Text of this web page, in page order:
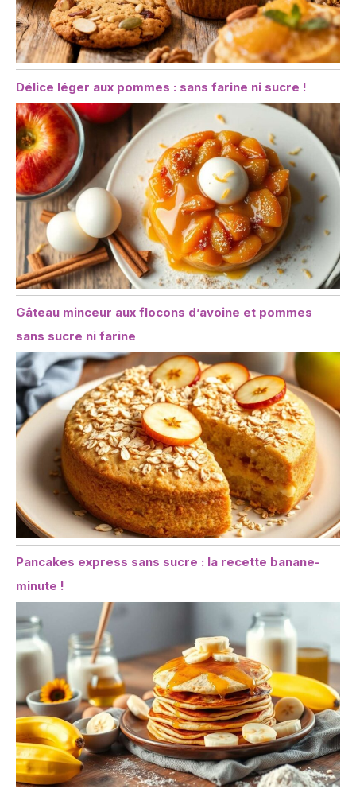
Délice léger aux pommes : sans farine ni sucre !
Gâteau minceur aux flocons d’avoine et pommes
sans sucre ni farine
Pancakes express sans sucre : la recette banane-
minute !